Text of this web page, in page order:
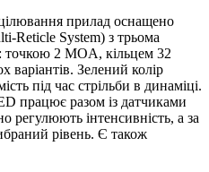
прилад оснащено
Reticle System) з трьома
точкою 2 MOA, кільцем 32
варіантів. Зелений колір
під час стрільби в динаміці.
працює разом із датчиками
регулюють інтенсивність, а за
рівень. Є також